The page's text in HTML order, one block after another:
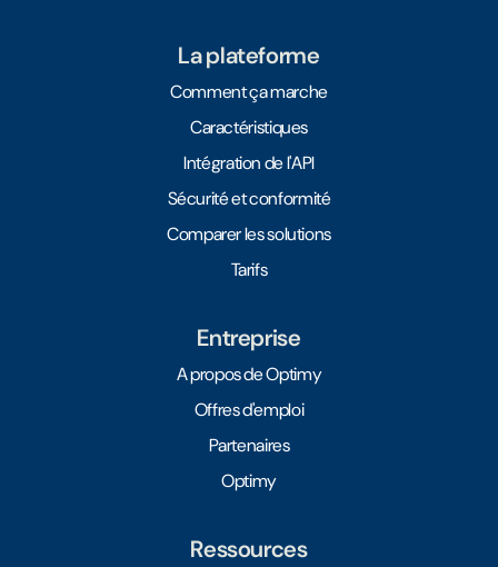
La plateforme
Comment ça marche
Caractéristiques
Intégration de l'API
Sécurité et conformité
Comparer les solutions
Tarifs
Entreprise
A propos de Optimy
Offres d'emploi
Partenaires
Optimy
Ressources